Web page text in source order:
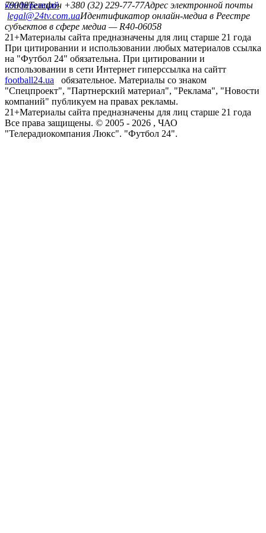
конференций
79008Телефон +380 (32) 229-77-77Адрес электронной почты
legal@24tv.com.uaИдентификатор онлайн-медиа в Реестре
субъектов в сфере медиа — R40-06058
21+Материалы сайта предназначены для лиц старше 21 года
При цитировании и использовании любых материалов ссылка
на "Футбол 24" обязательна. При цитировании и
использовании в сети Интернет гиперссылка на сайтт
football24.ua
обязательное. Материалы со знаком
"Спецпроект", "Партнерский материал", "Реклама", "Новости
компаний" публикуем на правах рекламы.
21+Материалы сайта предназначены для лиц старше 21 года
Все права защищены. © 2005 - 2026 , ЧАО
"Телерадиокомпания Люкс". "Футбол 24".